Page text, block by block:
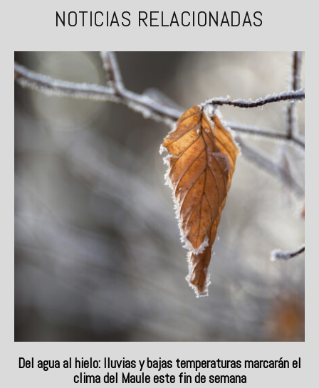
NOTICIAS RELACIONADAS
Del agua al hielo: lluvias y bajas temperaturas marcarán el
clima del Maule este fin de semana